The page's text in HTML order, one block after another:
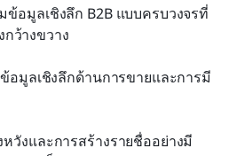
อมูลเชิงลึก B2B แบบครบวงจรที่
ว้างขวาง
อมูลเชิงลึกด้านการขายและการมี
วังและการสร้างรายชื่ออย่างมี